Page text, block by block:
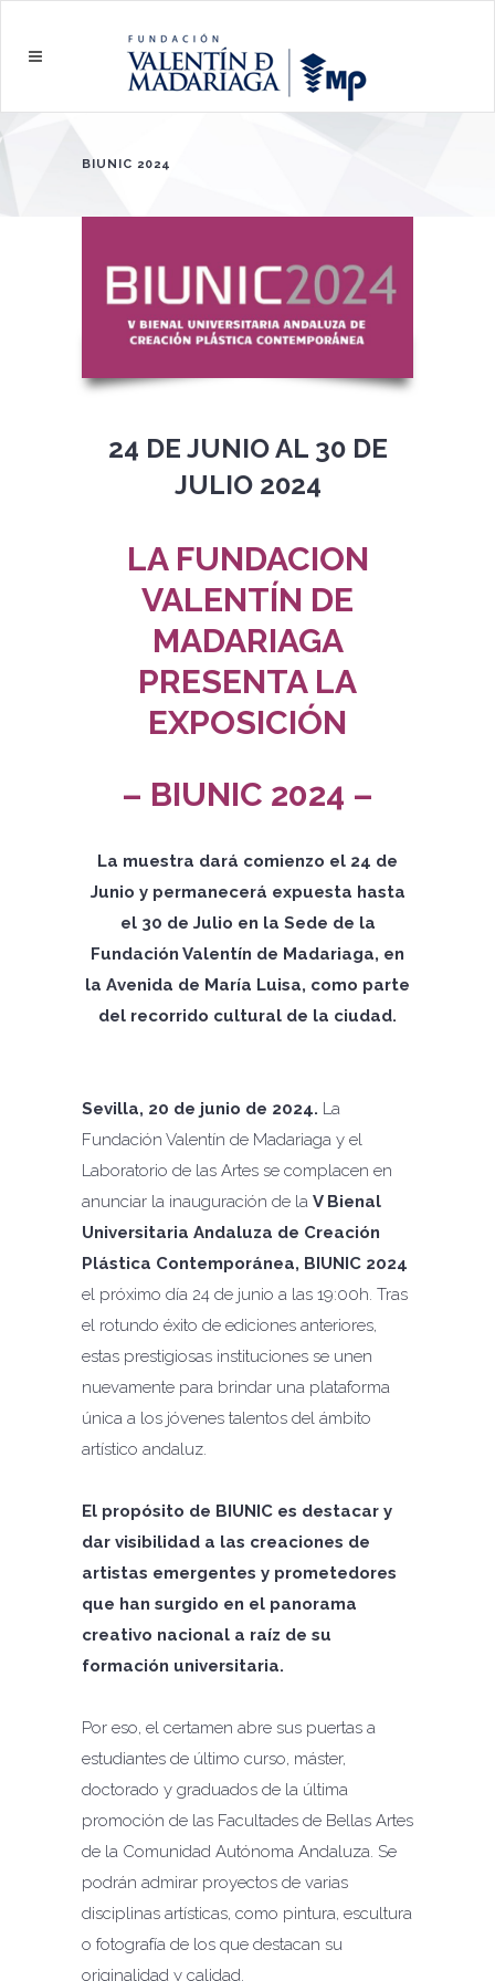
BIUNIC 2024
24 DE JUNIO AL 30 DE
JULIO 2024
LA FUNDACION
VALENTÍN DE
MADARIAGA
PRESENTA LA
EXPOSICIÓN
– BIUNIC 2024 –
La muestra dará comienzo el 24 de
Junio y permanecerá expuesta hasta
el 30 de Julio en la Sede de la
Fundación Valentín de Madariaga, en
la Avenida de María Luisa, como parte
del recorrido cultural de la ciudad.
Sevilla, 20 de junio de 2024. La
Fundación Valentín de Madariaga y el
Laboratorio de las Artes se complacen en
anunciar la inauguración de la V Bienal
Universitaria Andaluza de Creación
Plástica Contemporánea, BIUNIC 2024
el próximo día 24 de junio a las 19:00h. Tras
el rotundo éxito de ediciones anteriores,
estas prestigiosas instituciones se unen
nuevamente para brindar una plataforma
única a los jóvenes talentos del ámbito
artístico andaluz.
El propósito de BIUNIC es destacar y
dar visibilidad a las creaciones de
artistas emergentes y prometedores
que han surgido en el panorama
creativo nacional a raíz de su
formación universitaria.
Por eso, el certamen abre sus puertas a
estudiantes de último curso, máster,
doctorado y graduados de la última
promoción de las Facultades de Bellas Artes
de la Comunidad Autónoma Andaluza. Se
podrán admirar proyectos de varias
disciplinas artísticas, como pintura, escultura
o fotografía de los que destacan su
originalidad y calidad.